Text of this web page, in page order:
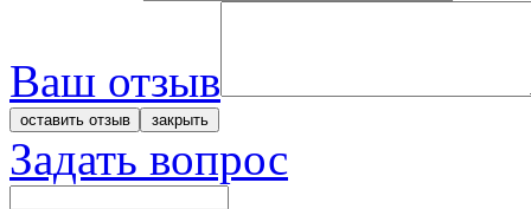
Ваш отзыв
Задать вопрос